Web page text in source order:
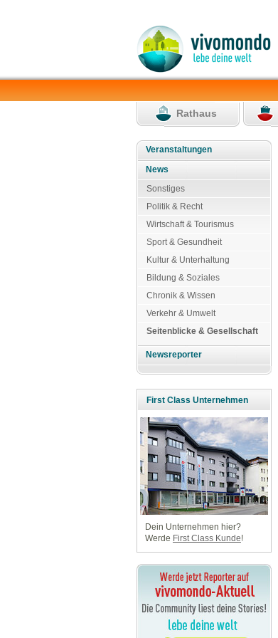
Rathaus
Veranstaltungen
News
Sonstiges
Politik & Recht
Wirtschaft & Tourismus
Sport & Gesundheit
Kultur & Unterhaltung
Bildung & Soziales
Chronik & Wissen
Verkehr & Umwelt
Seitenblicke & Gesellschaft
Newsreporter
First Class Unternehmen
Dein Unternehmen hier?
Werde First Class Kunde!